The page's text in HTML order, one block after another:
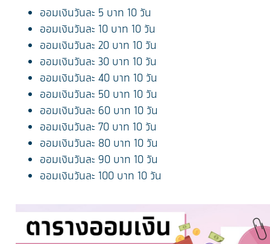
ออมเงินวันละ 5 บาท 10 วัน
ออมเงินวันละ 10 บาท 10 วัน
ออมเงินวันละ 20 บาท 10 วัน
ออมเงินวันละ 30 บาท 10 วัน
ออมเงินวันละ 40 บาท 10 วัน
ออมเงินวันละ 50 บาท 10 วัน
ออมเงินวันละ 60 บาท 10 วัน
ออมเงินวันละ 70 บาท 10 วัน
ออมเงินวันละ 80 บาท 10 วัน
ออมเงินวันละ 90 บาท 10 วัน
ออมเงินวันละ 100 บาท 10 วัน